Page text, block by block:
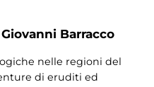
Barracco
nelle regioni del
di eruditi ed